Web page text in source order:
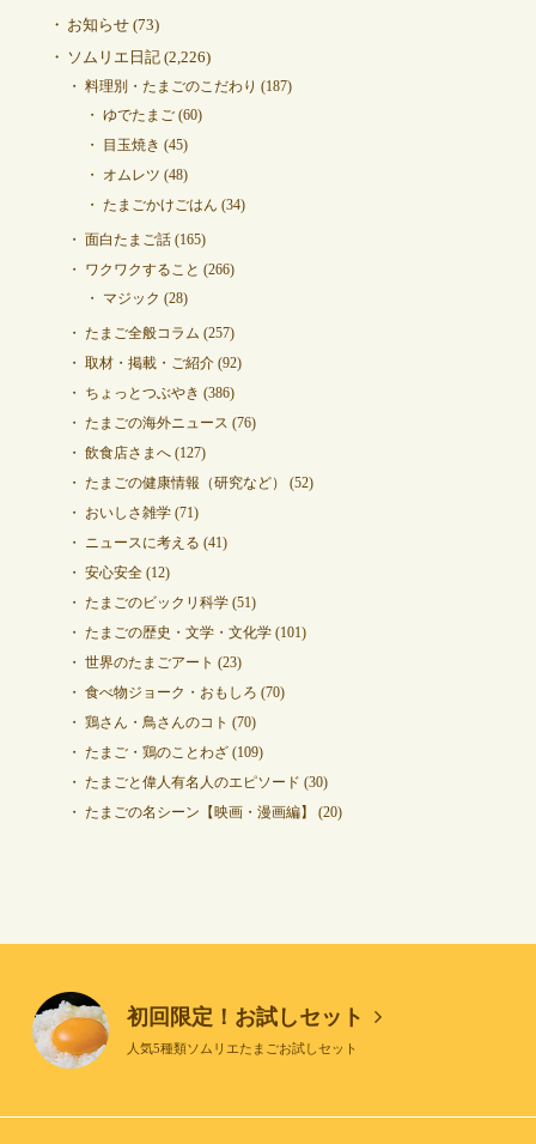
お知らせ(73)
ソムリエ日記(2,226)
料理別・たまごのこだわり (187)
ゆでたまご(60)
目玉焼き (45)
オムレツ (48)
たまごかけごはん (34)
面白たまご話(165)
ワクワクすること (266)
マジック (28)
たまご全般コラム (257)
取材・掲載・ご紹介(92)
ちょっとつぶやき (386)
たまごの海外ニュース (76)
飲食店さまへ(127)
たまごの健康情報（研究など）
(52)
おいしさ雑学(71)
ニュースに考える (41)
安心安全(12)
たまごのビックリ科学(51)
たまごの歴史・文学・文化学(101)
世界のたまごアート (23)
食べ物ジョーク・おもしろ (70)
鶏さん・鳥さんのコト (70)
たまご・鶏のことわざ(109)
たまごと偉人有名人のエピソード (30)
たまごの名シーン【映画・漫画編】
(20)
初回限定！お試しセット
人気5種類ソムリエたまごお試しセット